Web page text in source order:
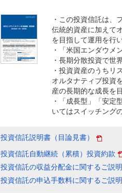
・この投資信託は、
伝統的資産に加えて
を目指して運用を行
・「米国エンダウメ
・長期分散投資で世
・投資資産のうちリ
オルタナティブ投資
産の長期的な成長を
・「成長型」「安定
いてはスイッチング
投資信託説明書（目論見書）
投資信託自動継続（累積）投資約款
投資信託の収益分配金に関するご説明
投資信託の申込手数料に関するご説明